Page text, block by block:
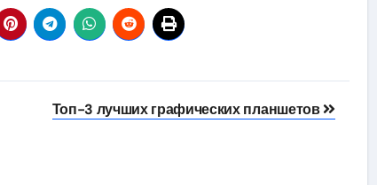
Топ-3 лучших графических планшетов